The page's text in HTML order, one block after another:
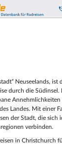
Neuseelands, ist
durch die
Landes. Mit einer
der Stadt, die sich
verbinden.
in Christchurch